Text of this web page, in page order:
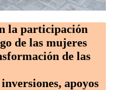
la participación
de las mujeres
de las
apoyos